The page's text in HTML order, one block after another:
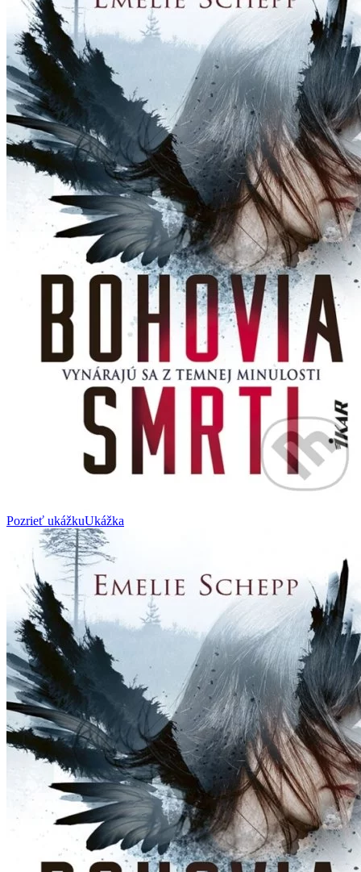
Pozrieť ukážkuUkážka